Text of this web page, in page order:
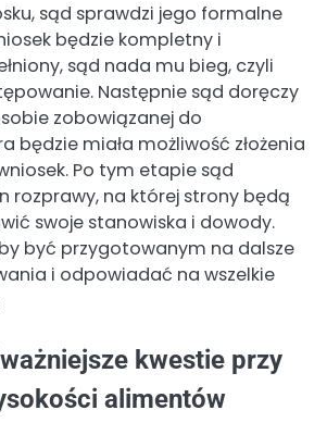
sąd sprawdzi jego formalne
będzie kompletny i
sąd nada mu bieg, czyli
Następnie sąd doręczy
zobowiązanej do
będzie miała możliwość złożenia
Po tym etapie sąd
rozprawy, na której strony będą
swoje stanowiska i dowody.
być przygotowanym na dalsze
i odpowiadać na wszelkie
kwestie przy
alimentów